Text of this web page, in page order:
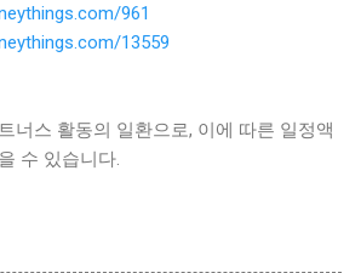
961
13559
너스 활동의 일환으로, 이에 따른 일정액
수 있습니다.